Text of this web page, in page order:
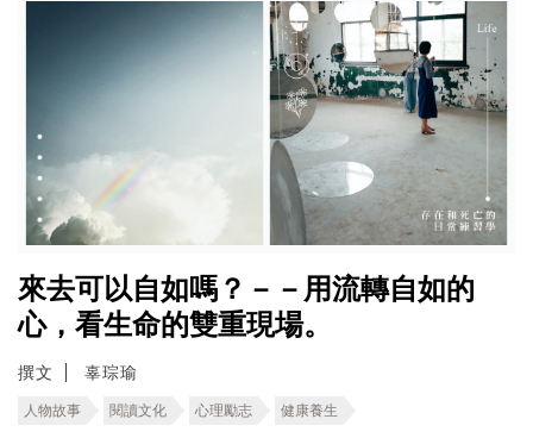
來去可以自如嗎？－－用流轉自如的
心，看生命的雙重現場。
撰文 辜琮瑜
人物故事 閱讀文化 心理勵志 健康養生